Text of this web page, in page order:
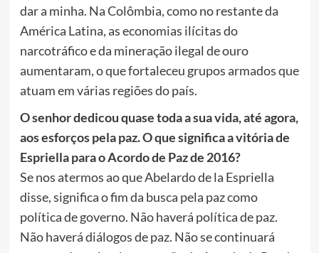
dar a minha. Na Colômbia, como no restante da
América Latina, as economias ilícitas do
narcotráfico e da mineração ilegal de ouro
aumentaram, o que fortaleceu grupos armados que
atuam em várias regiões do país.
O senhor dedicou quase toda a sua vida, até agora,
aos esforços pela paz. O que significa a vitória de
Espriella para o Acordo de Paz de 2016?
Se nos atermos ao que Abelardo de la Espriella
disse, significa o fim da busca pela paz como
política de governo. Não haverá política de paz.
Não haverá diálogos de paz. Não se continuará